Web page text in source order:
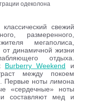
одеколона
свежий
размеренного,
мегаполиса,
от динамичной жизни
отдыха.
Burberry Weekend и
между покоем
Первые ноты лимона
«сердечные» ноты
составляют мед и